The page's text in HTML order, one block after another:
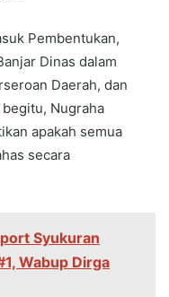
Pembentukan,
Dinas dalam
Daerah, dan
Nugraha
apakah semua
secara
Syukuran
Wabup Dirga